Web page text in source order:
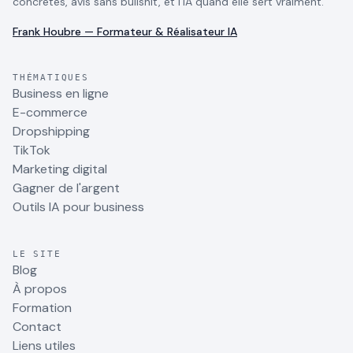
Frank Houbre — Formateur & Réalisateur IA
THÉMATIQUES
Business en ligne
E-commerce
Dropshipping
TikTok
Marketing digital
Gagner de l'argent
Outils IA pour business
LE SITE
Blog
À propos
Formation
Contact
Liens utiles